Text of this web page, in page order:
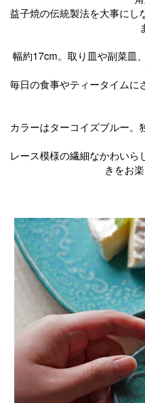
益子焼の伝統製法を大事にし
幅約17cm。取り皿や副菜皿
毎日の食事やティータイムに
カラーはターコイズブルー
レース模様の繊細なかわい
きをお